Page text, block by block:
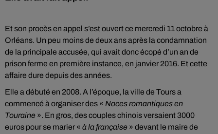
Et son procès en appel s’est ouvert ce mercredi 11 octobre à
Orléans. Un peu moins de deux ans après la condamnation
de la principale accusée, qui avait donc écopé d’un an de
prison ferme en première instance, en janvier 2016. Et cette
affaire dure depuis des années.
Elle a débuté en 2008. A l’époque, la ville de Tours a
commencé à organiser des « Noces romantiques en
Touraine ». En gros, des couples chinois versaient 3000
euros pour se marier « à la française » devant le maire de